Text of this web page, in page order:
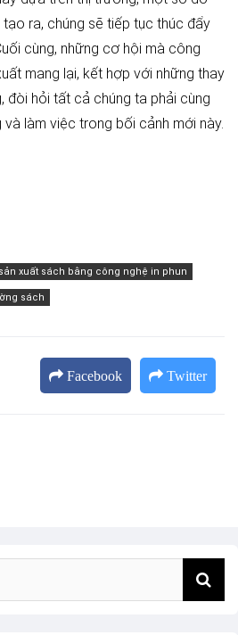
tạo ra, chúng sẽ tiếp tục thúc đẩy
cùng, những cơ hội mà công
mang lại, kết hợp với những thay
đòi hỏi tất cả chúng ta phải cùng
và làm việc trong bối cảnh mới này.
sản xuất sách bằng công nghệ in phun
sách
Facebook Twitter